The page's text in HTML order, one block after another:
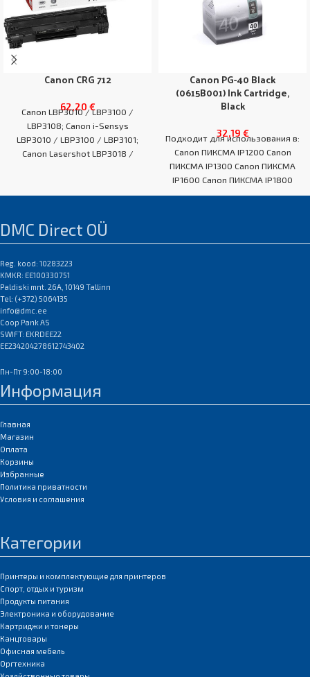
Canon CRG 712
62,20 €
Canon LBP3010 / LBP3100 /
LBP3108; Canon i-Sensys
LBP3010 / LBP3100 / LBP3101;
Canon Lasershot LBP3018 /
Canon PG-40 Black
(0615B001) Ink Cartridge,
Black
32,19 €
Подходит для использования в:
Canon ПИКСМА IP1200 Canon
ПИКСМА IP1300 Canon ПИКСМА
IP1600 Canon ПИКСМА IP1800
Серия Canon PIXMA IP1800
DMC Direct OÜ
Reg. kood: 10283223
KMKR: EE100330751
Paldiski mnt. 26A, 10149 Tallinn
Tel: (+372) 5064135
info@dmc.ee
Coop Pank AS
SWIFT: EKRDEE22
EE234204278612743402
Пн-Пт 9:00-18:00
Информация
Главная
Магазин
Оплата
Корзины
Избранные
Политика приватности
Условия и соглашения
Категории
Принтеры и комплектующие для принтеров
Спорт, отдых и туризм
Продукты питания
Электроника и оборудование
Картриджи и тонеры
Канцтовары
Офисная мебель
Оргтехника